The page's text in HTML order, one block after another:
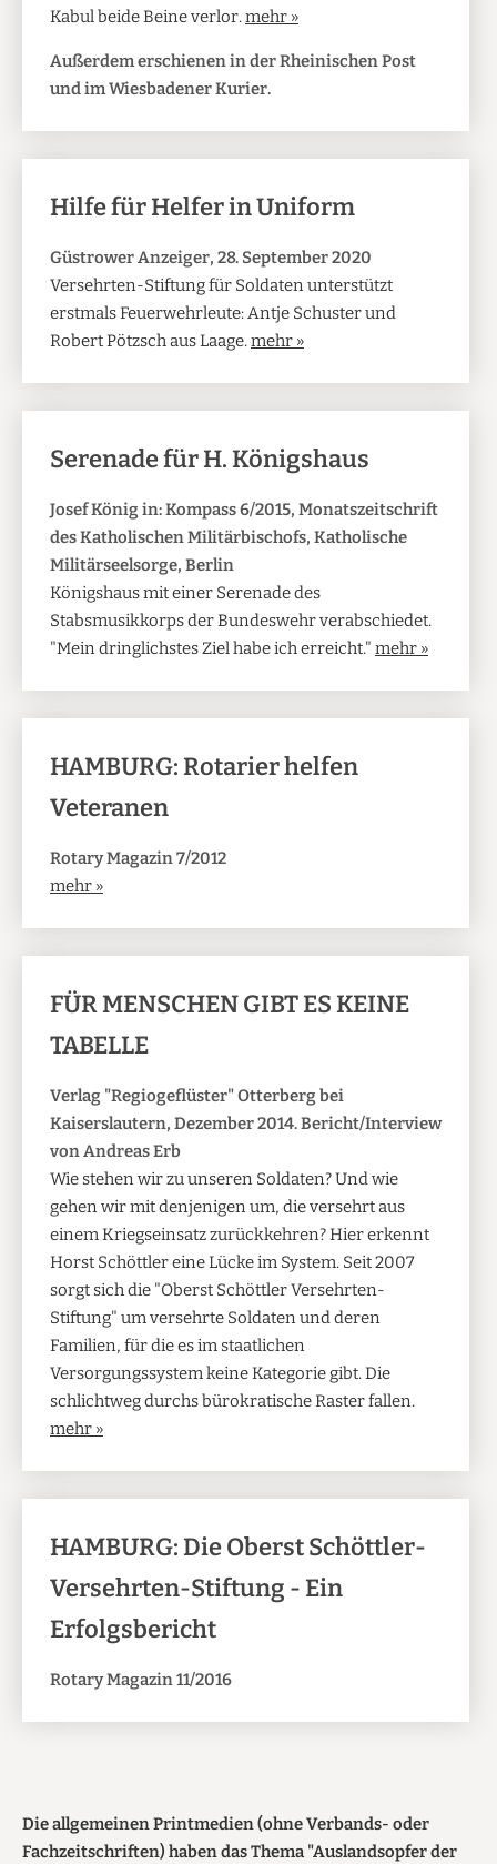
Kabul beide Beine verlor.mehr »
Außerdem erschienen in der Rheinischen Post
und im Wiesbadener Kurier.
Hilfe für Helfer in Uniform
Güstrower Anzeiger, 28. September 2020
Versehrten-Stiftung für Soldaten unterstützt
erstmals Feuerwehrleute: Antje Schuster und
Robert Pötzsch aus Laage.mehr »
Serenade für H. Königshaus
Josef König in: Kompass 6/2015, Monatszeitschrift
des Katholischen Militärbischofs, Katholische
Militärseelsorge, Berlin
Königshaus mit einer Serenade des
Stabsmusikkorps der Bundeswehr verabschiedet.
"Mein dringlichstes Ziel habe ich erreicht." mehr »
HAMBURG: Rotarier helfen
Veteranen
Rotary Magazin 7/2012
mehr »
FÜR MENSCHEN GIBT ES KEINE
TABELLE
Verlag "Regiogeflüster" Otterberg bei
Kaiserslautern, Dezember 2014. Bericht/Interview
von Andreas Erb
Wie stehen wir zu unseren Soldaten? Und wie
gehen wir mit denjenigen um, die versehrt aus
einem Kriegseinsatz zurückkehren? Hier erkennt
Horst Schöttler eine Lücke im System. Seit 2007
sorgt sich die "Oberst Schöttler Versehrten-
Stiftung" um versehrte Soldaten und deren
Familien, für die es im staatlichen
Versorgungssystem keine Kategorie gibt. Die
schlichtweg durchs bürokratische Raster fallen.
mehr »
HAMBURG: Die Oberst Schöttler-
Versehrten-Stiftung - Ein
Erfolgsbericht
Rotary Magazin 11/2016
Die allgemeinen Printmedien (ohne Verbands- oder
Fachzeitschriften) haben das Thema "Auslandsopfer der